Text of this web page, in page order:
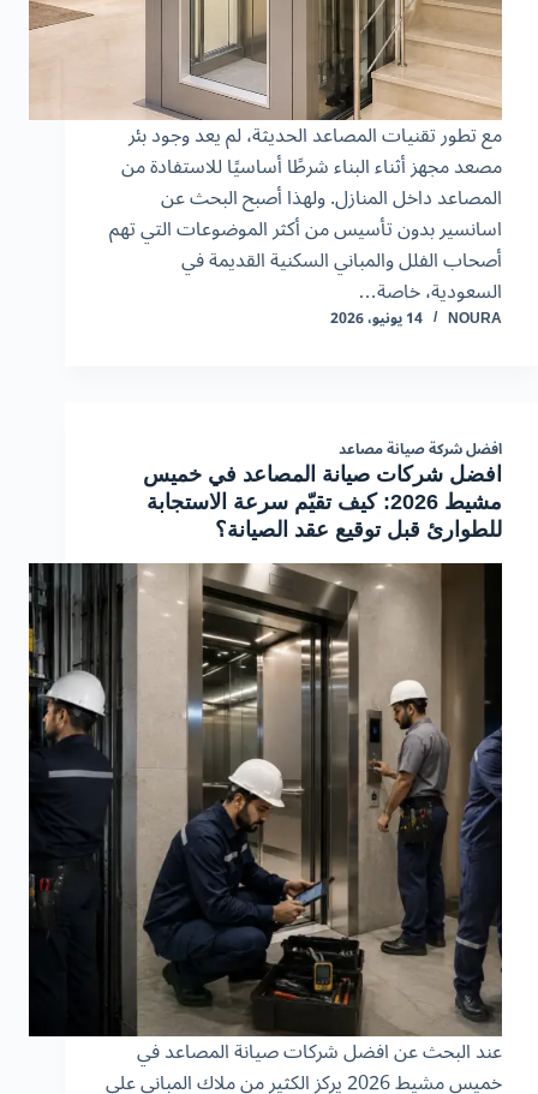
مع تطور تقنيات المصاعد الحديثة، لم يعد وجود بئر
مصعد مجهز أثناء البناء شرطًا أساسيًا للاستفادة من
المصاعد داخل المنازل. ولهذا أصبح البحث عن
اسانسير بدون تأسيس من أكثر الموضوعات التي تهم
أصحاب الفلل والمباني السكنية القديمة في
السعودية، خاصة…
NOURA 14 يونيو، 2026
افضل شركة صيانة مصاعد
افضل شركات صيانة المصاعد في خميس
مشيط 2026: كيف تقيّم سرعة الاستجابة
للطوارئ قبل توقيع عقد الصيانة؟
عند البحث عن افضل شركات صيانة المصاعد في
خميس مشيط 2026 يركز الكثير من ملاك المباني على